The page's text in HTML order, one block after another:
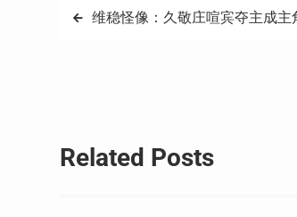
文 维稳怪像：久敬庄喧宾夺主成主
Related Posts